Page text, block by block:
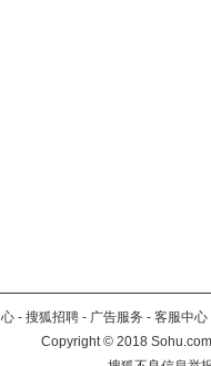
- 搜狐招聘 - 广告服务 - 客服中心
Copyright©2018